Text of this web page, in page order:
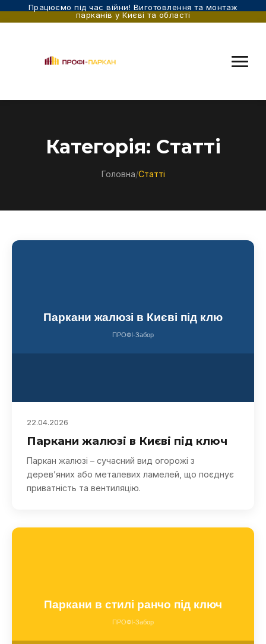
Працюємо під час війни! Виготовлення та монтаж
парканів у Києві та області
Категорія: Статті
Головна/Статті
22.04.2026
Паркани жалюзі в Києві під ключ
Паркан жалюзі – сучасний вид огорожі з
дерев’яних або металевих ламелей, що поєднує
приватність та вентиляцію.